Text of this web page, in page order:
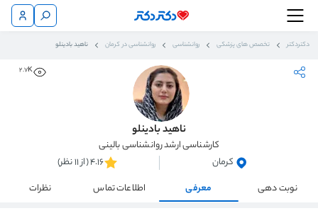
دکتردکتر تخصص های پزشکی روانشناسی روانشناسی در کرمان ناهید بادینلو
2.7K
ناهید بادینلو
کارشناسی ارشد روانشناسی بالینی
کرمان
4.16 (از 11 نظر)
نوبت دهی
معرفی اطلاعات تماس نظرات